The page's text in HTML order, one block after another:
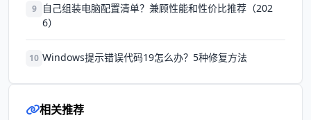
9
自己组装电脑配置清单？兼顾性能和性价比推荐（202
6）
10 Windows提示错误代码19怎么办？5种修复方法
相关推荐